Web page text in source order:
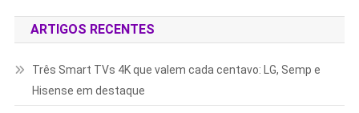
ARTIGOS RECENTES
Três Smart TVs 4K que valem cada centavo: LG, Semp e
Hisense em destaque